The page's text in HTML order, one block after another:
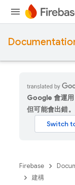
Google 會運用
但可能會出錯。
Firebase
建構